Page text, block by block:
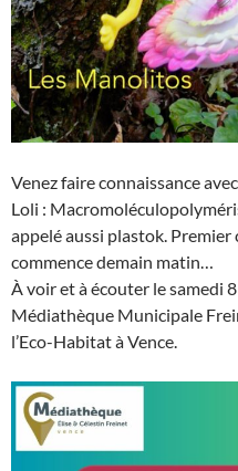
Venez faire connaissance
Loli :
appelé aussi plastok. Premier
commence demain matin…
À voir et à écouter le samedi
Médiathèque Municipale
l’Eco-Habitat à Vence.